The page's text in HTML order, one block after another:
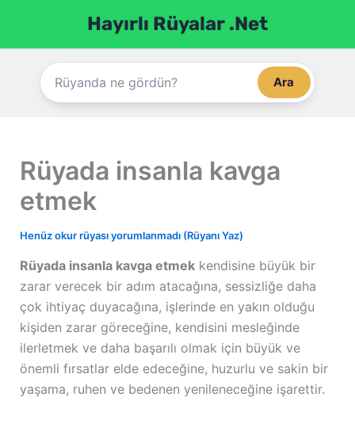
Hayırlı Rüyalar .Net
Ara
Rüyada insanla kavga
etmek
Henüz okur rüyası yorumlanmadı (Rüyanı Yaz)
Rüyada insanla kavga etmekkendisine büyük bir
zarar verecek bir adım atacağına, sessizliğe daha
çok ihtiyaç duyacağına, işlerinde en yakın olduğu
kişiden zarar göreceğine, kendisini mesleğinde
ilerletmek ve daha başarılı olmak için büyük ve
önemli fırsatlar elde edeceğine, huzurlu ve sakin bir
yaşama, ruhen ve bedenen yenileneceğine işarettir.